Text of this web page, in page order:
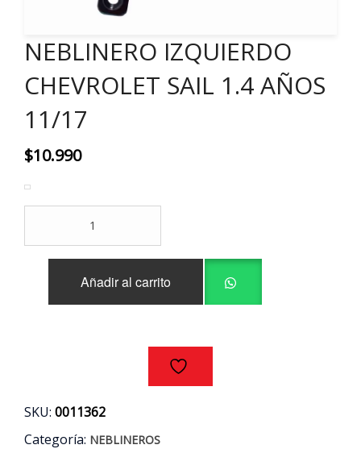
NEBLINERO IZQUIERDO
CHEVROLET SAIL 1.4 AÑOS
11/17
$10.990
CHEVROLET
Añadir al carrito
SKU: 0011362
Categoría: NEBLINEROS